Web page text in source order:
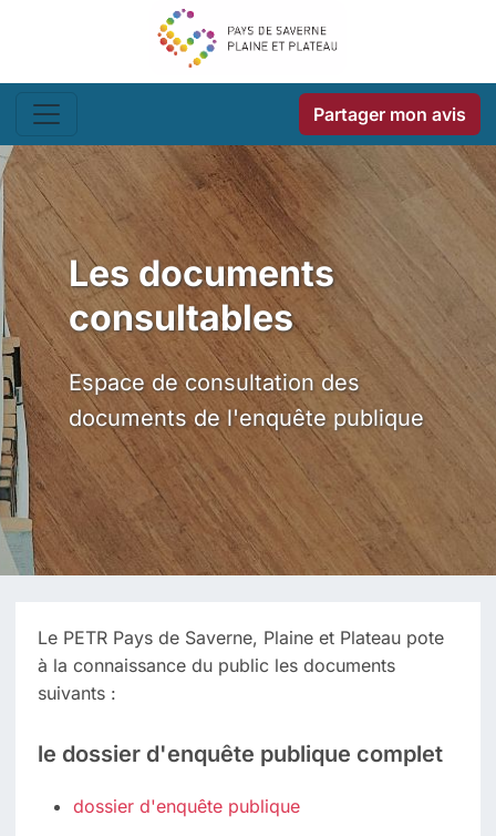
Partager mon avis
Les documents
consultables
Espace de consultation des
documents de l'enquête publique
Le PETR Pays de Saverne, Plaine et Plateau pote
à la connaissance du public les documents
suivants :
le dossier d'enquête publique complet
dossier d'enquête publique